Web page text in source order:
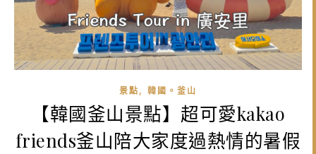
景點, 韓國。釜山
【韓國釜山景點】超可愛kakao
friends釜山陪大家度過熱情的暑假